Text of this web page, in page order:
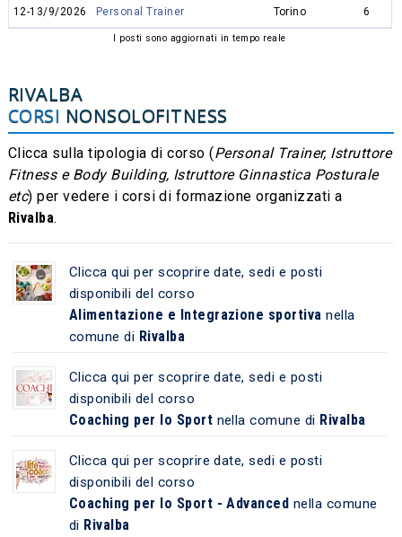
12-13/9/2026 Personal Trainer Torino 6
I posti sono aggiornati in tempo reale
RIVALBA
CORSI NONSOLOFITNESS
Clicca sulla tipologia di corso (Personal Trainer, Istruttore
Fitness e Body Building, Istruttore Ginnastica Posturale
etc) per vedere i corsi di formazione organizzati a
Rivalba.
Clicca qui per scoprire date, sedi e posti
disponibili del corso
Alimentazione e Integrazione sportiva nella
comune di Rivalba
Clicca qui per scoprire date, sedi e posti
disponibili del corso
Coaching per lo Sport nella comune di Rivalba
Clicca qui per scoprire date, sedi e posti
disponibili del corso
Coaching per lo Sport - Advanced nella comune
di Rivalba